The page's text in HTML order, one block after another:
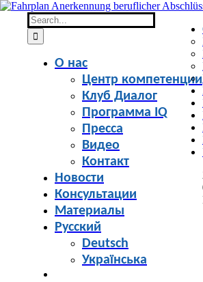
Skip
content
Search
for:
О нас
Центр компетенции
Клуб Диалог
Программа IQ
Пресса
Видео
Контакт
Новости
Консультации
Материалы
Русский
Deutsch
Українська